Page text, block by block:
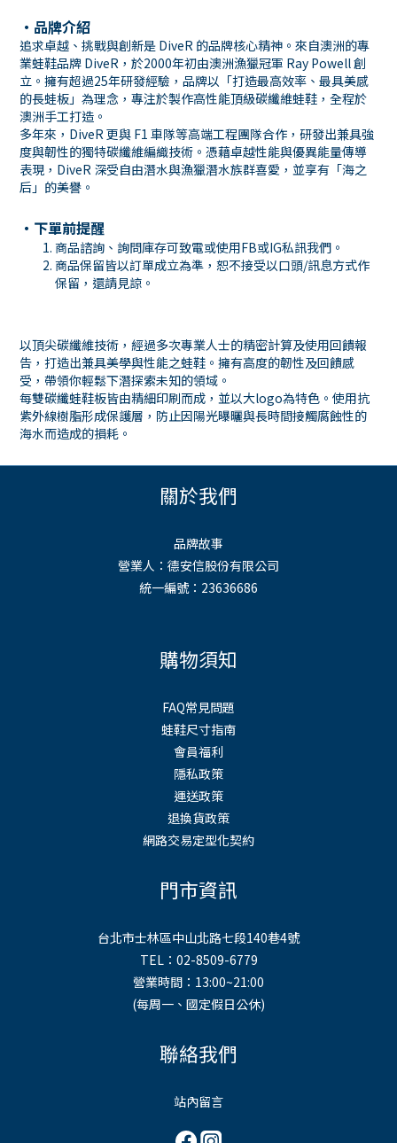
・品牌介紹
追求卓越、挑戰與創新是 DiveR 的品牌核心精神。來自澳洲的專
業蛙鞋品牌 DiveR，於2000年初由澳洲漁獵冠軍 Ray Powell 創
立。擁有超過25年研發經驗，品牌以「打造最高效率、最具美感
的長蛙板」為理念，專注於製作高性能頂級碳纖維蛙鞋，全程於
澳洲手工打造。
多年來，DiveR 更與 F1 車隊等高端工程團隊合作，研發出兼具強
度與韌性的獨特碳纖維編織技術。憑藉卓越性能與優異能量傳導
表現，DiveR 深受自由潛水與漁獵潛水族群喜愛，並享有「海之
后」的美譽。
・下單前提醒
商品諮詢、詢問庫存可致電或使用FB或IG私訊我們。
商品保留皆以訂單成立為準，恕不接受以口頭/訊息方式作
保留，還請見諒。
以頂尖碳纖維技術，經過多次專業人士的精密計算及使用回饋報
告，打造出兼具美學與性能之蛙鞋。擁有高度的韌性及回饋感
受，帶領你輕鬆下潛探索未知的領域。
每雙碳纖蛙鞋板皆由精細印刷而成，並以大logo為特色。使用抗
紫外線樹脂形成保護層，防止因陽光曝曬與長時間接觸腐蝕性的
海水而造成的損耗。
關於我們
品牌故事
營業人：德安信股份有限公司
統一編號：23636686
購物須知
FAQ常見問題
蛙鞋尺寸指南
會員福利
隱私政策
運送政策
退換貨政策
網路交易定型化契約
門市資訊
台北市士林區中山北路七段140巷4號
TEL：02-8509-6779
營業時間：13:00~21:00
(每周一、國定假日公休)
聯絡我們
站內留言